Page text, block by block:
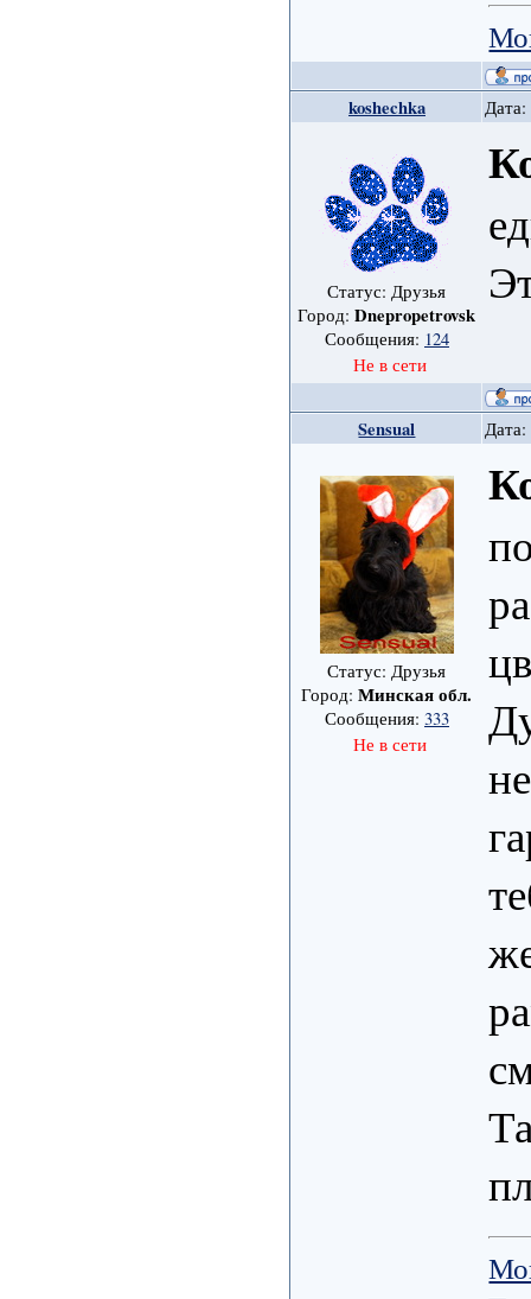
koshechka
Статус: Друзья
Город:Dnepropetrovsk
Сообщения: 124
Не в сети
Sensual
Статус: Друзья
Город:Минская обл.
Сообщения: 333
Не в сети